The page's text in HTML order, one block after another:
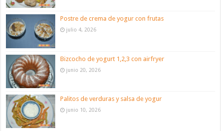
Postre de crema de yogur con frutas
julio 4, 2026
Bizcocho de yogurt 1,2,3 con airfryer
junio 20, 2026
Palitos de verduras y salsa de yogur
junio 10, 2026